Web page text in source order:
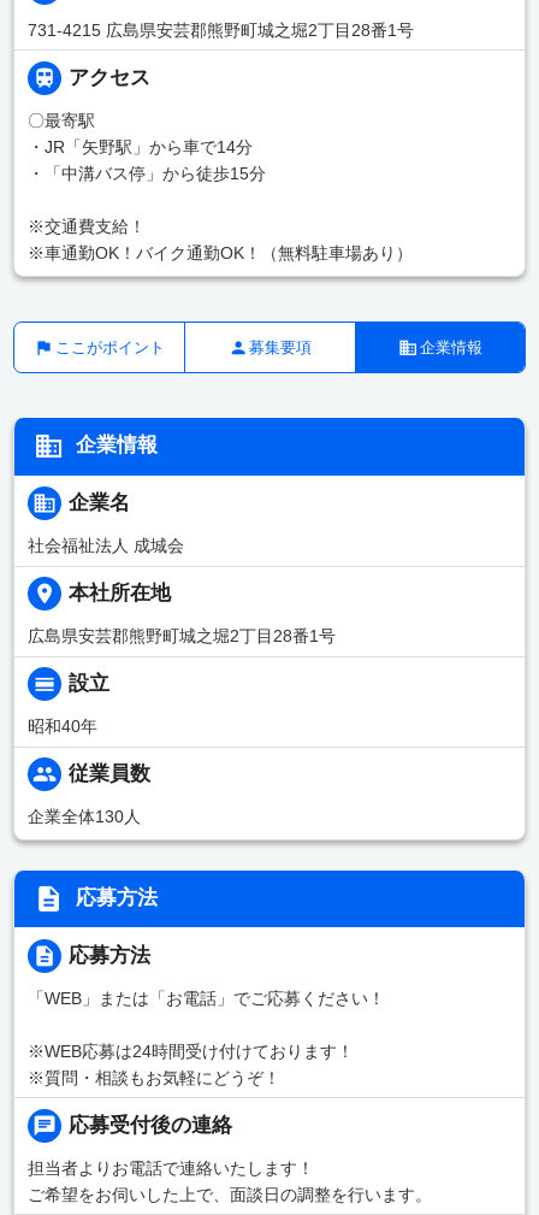
731-4215 広島県安芸郡熊野町城之堀2丁目28番1号
アクセス
〇最寄駅
・JR「矢野駅」から車で14分
・「中溝バス停」から徒歩15分
※交通費支給！
※車通勤OK！バイク通勤OK！（無料駐車場あり）
ここがポイント 募集要項 企業情報
企業情報
企業名
社会福祉法人 成城会
本社所在地
広島県安芸郡熊野町城之堀2丁目28番1号
設立
昭和40年
従業員数
企業全体130人
応募方法
応募方法
「WEB」または「お電話」でご応募ください！
※WEB応募は24時間受け付けております！
※質問・相談もお気軽にどうぞ！
応募受付後の連絡
担当者よりお電話で連絡いたします！
ご希望をお伺いした上で、面談日の調整を行います。